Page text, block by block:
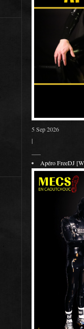
5 Sep 2026
|
Apéro FreeDJ